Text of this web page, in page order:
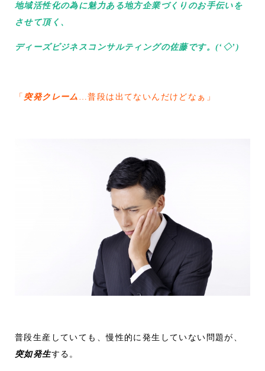
地域活性化の為に魅力ある地方企業づくりのお手伝いを
させて頂く、
ディーズビジネスコンサルティングの佐藤です。(‘◇’)ゞ
「 突発クレーム…普段は出てないんだけどなぁ」
普段生産していても、慢性的に発生していない問題が、
突如発生する。